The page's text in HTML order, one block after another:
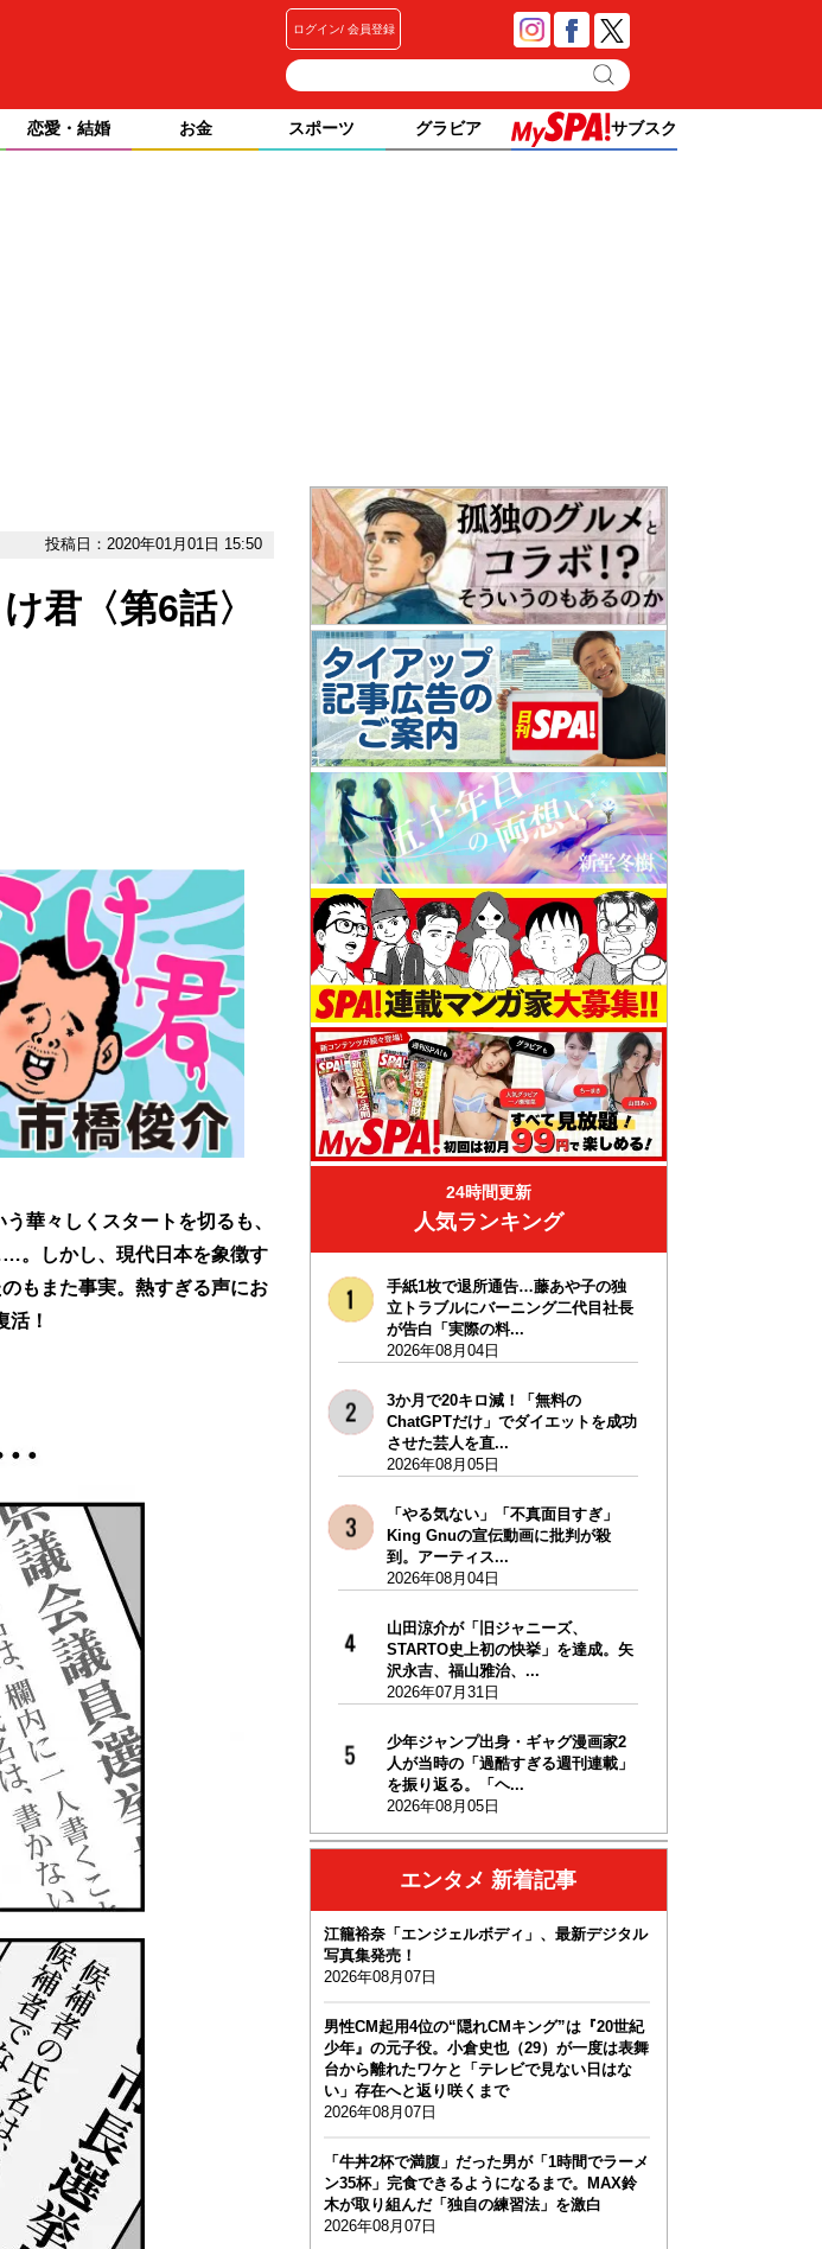
ログイン 会員登録
恋愛・結婚 お金 スポーツ グラビア サブスク
投稿日：2020年01月01日 15:50
君〈第6話〉
華々しくスタートを切るも、
。しかし、現代日本を象徴す
もまた事実。熱すぎる声にお
活！
24時間更新
人気ランキング
手紙1枚で退所通告…藤あや子の独
立トラブルにバーニング二代目社長
が告白「実際の料...
2026年08月04日
3か月で20キロ減！「無料の
ChatGPTだけ」でダイエットを成功
させた芸人を直...
2026年08月05日
「やる気ない」「不真面目すぎ」
King Gnuの宣伝動画に批判が殺
到。アーティス...
2026年08月04日
山田涼介が「旧ジャニーズ、
STARTO史上初の快挙」を達成。矢
沢永吉、福山雅治、...
2026年07月31日
少年ジャンプ出身・ギャグ漫画家2
人が当時の「過酷すぎる週刊連載」
を振り返る。「ヘ...
2026年08月05日
エンタメ 新着記事
江籠裕奈「エンジェルボディ」、最新デジタル
写真集発売！
2026年08月07日
男性CM起用4位の“隠れCMキング”は『20世紀
少年』の元子役。小倉史也（29）が一度は表舞
台から離れたワケと「テレビで見ない日はな
い」存在へと返り咲くまで
2026年08月07日
「牛丼2杯で満腹」だった男が「1時間でラーメ
ン35杯」完食できるようになるまで。MAX鈴
木が取り組んだ「独自の練習法」を激白
2026年08月07日